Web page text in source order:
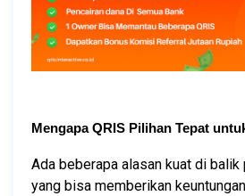
Mengapa QRIS Pilihan Tepat
Ada beberapa alasan kuat di balik
yang bisa memberikan